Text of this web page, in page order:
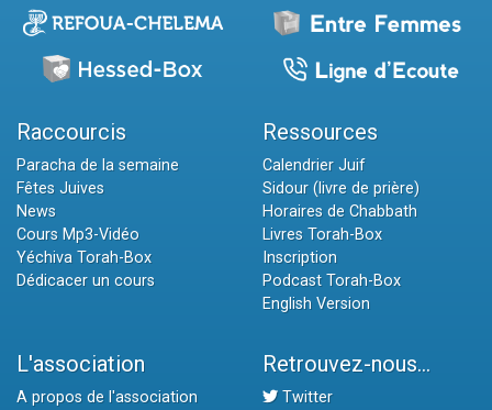
Raccourcis
Paracha de la semaine
Fêtes Juives
News
Cours Mp3-Vidéo
Yéchiva Torah-Box
Dédicacer un cours
Ressources
Calendrier Juif
Sidour (livre de prière)
Horaires de Chabbath
Livres Torah-Box
Inscription
Podcast Torah-Box
English Version
L'association
A propos de l'association
Retrouvez-nous...
Twitter